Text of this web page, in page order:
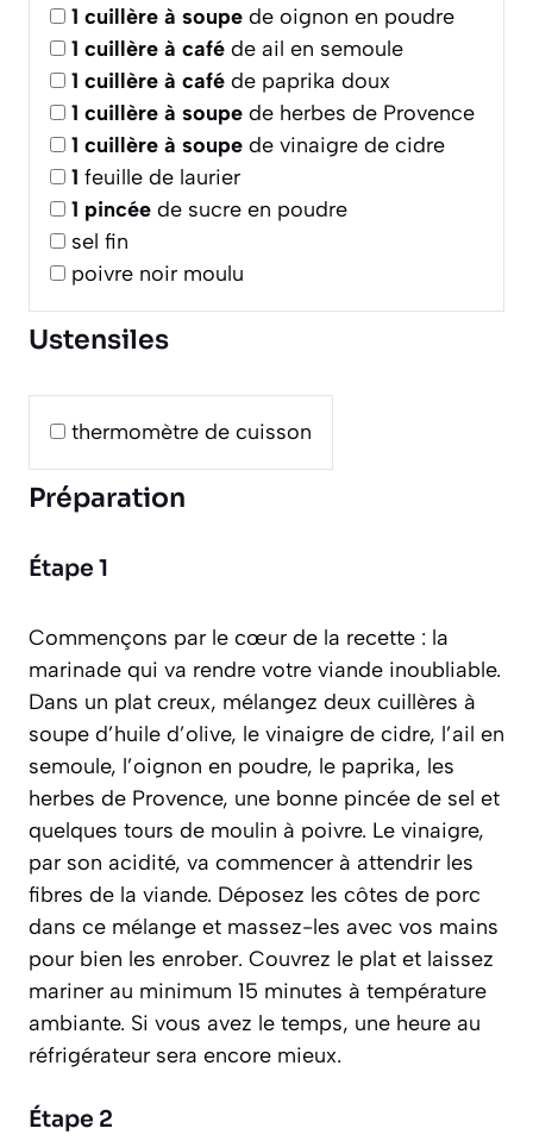
1 cuillère à soupe de oignon en poudre
1 cuillère à café de ail en semoule
1 cuillère à café de paprika doux
1 cuillère à soupe de herbes de Provence
1 cuillère à soupe de vinaigre de cidre
1 feuille de laurier
1 pincée de sucre en poudre
sel fin
poivre noir moulu
Ustensiles
thermomètre de cuisson
Préparation
Étape 1
Commençons par le cœur de la recette : la
marinade qui va rendre votre viande inoubliable.
Dans un plat creux, mélangez deux cuillères à
soupe d’huile d’olive, le vinaigre de cidre, l’ail en
semoule, l’oignon en poudre, le paprika, les
herbes de Provence, une bonne pincée de sel et
quelques tours de moulin à poivre. Le vinaigre,
par son acidité, va commencer à attendrir les
fibres de la viande. Déposez les côtes de porc
dans ce mélange et massez-les avec vos mains
pour bien les enrober. Couvrez le plat et laissez
mariner au minimum 15 minutes à température
ambiante. Si vous avez le temps, une heure au
réfrigérateur sera encore mieux.
Étape 2